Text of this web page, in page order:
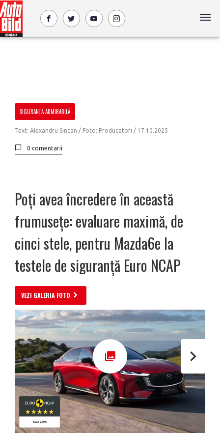
SIGURANȚĂ ADMIRABILĂ
Text: Alexandru Sincan / Foto: Producatori / 17.10.2025
0 comentarii
Poți avea încredere în această
frumusețe: evaluare maximă, de
cinci stele, pentru Mazda6e la
testele de siguranță Euro NCAP
VEZI GALERIA FOTO